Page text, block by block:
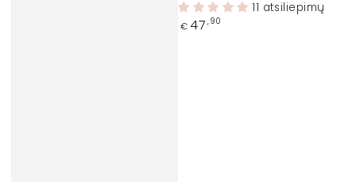
11 atsiliepimų
Įprasta
€ 47 ,90